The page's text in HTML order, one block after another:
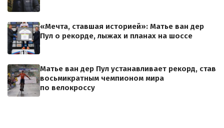
«Мечта, ставшая историей»: Матье ван дер
Пул о рекорде, лыжах и планах на шоссе
Матье ван дер Пул устанавливает рекорд, став
восьмикратным чемпионом мира
по велокроссу